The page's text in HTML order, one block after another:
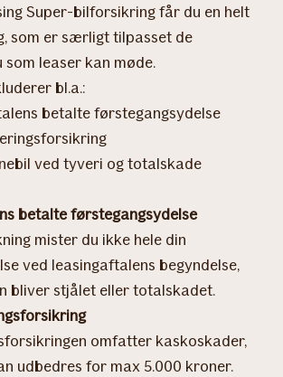
Super-bilforsikring får du en helt
som er særligt tilpasset de
leaser kan møde.
bl.a.:
betalte førstegangsydelse
ved tyveri og totalskade
betalte førstegangsydelse
mister du ikke hele din
ved leasingaftalens begyndelse,
bliver stjålet eller totalskadet.
omfatter kaskoskader,
udbedres for max 5.000 kroner.